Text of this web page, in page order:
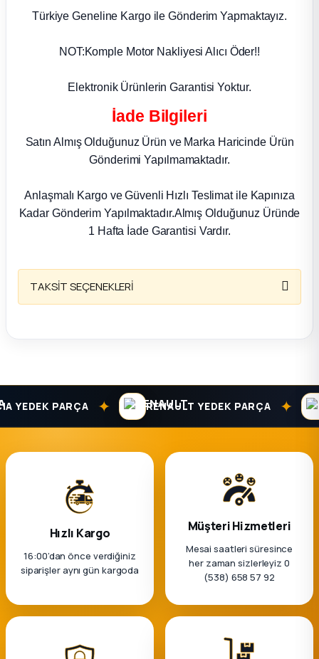
Türkiye Geneline Kargo ile Gönderim Yapmaktayız.
NOT:Komple Motor Nakliyesi Alıcı Öder!!
Elektronik Ürünlerin Garantisi Yoktur.
İade Bilgileri
Satın Almış Olduğunuz Ürün ve Marka Haricinde Ürün
Gönderimi Yapılmamaktadır.
Anlaşmalı Kargo ve Güvenli Hızlı Teslimat ile Kapınıza
Kadar Gönderim Yapılmaktadır.Almış Olduğunuz Üründe
1 Hafta İade Garantisi Vardır.
TAKSİT SEÇENEKLERİ
PARÇA ✦ RENAULT YEDEK PARÇA ✦
Hızlı Kargo
16:00’dan önce verdiğiniz
siparişler aynı gün kargoda
Müşteri Hizmetleri
Mesai saatleri süresince
her zaman sizlerleyiz 0
(538) 658 57 92